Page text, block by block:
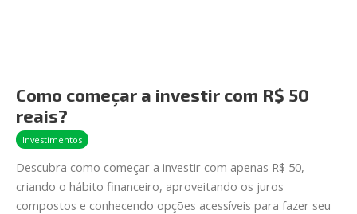
Como começar a investir com R$ 50
reais?
Investimentos
Descubra como começar a investir com apenas R$ 50,
criando o hábito financeiro, aproveitando os juros
compostos e conhecendo opções acessíveis para fazer seu
a
investir
com
R$
50
reais?